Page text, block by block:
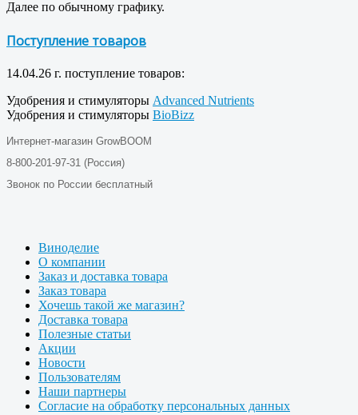
Далее по обычному графику.
Поступление товаров
14.04.26 г. поступление товаров:
Удобрения и стимуляторы Advanced Nutrients
Удобрения и стимуляторы BioBizz
Интернет-магазин GrowBOOM
8-800-201-97-31 (Россия)
Звонок по России бесплатный
Виноделие
О компании
Заказ и доставка товара
Заказ товара
Хочешь такой же магазин?
Доставка товара
Полезные статьи
Акции
Новости
Пользователям
Наши партнеры
Согласие на обработку персональных данных